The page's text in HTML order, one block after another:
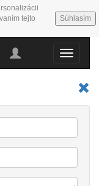
tejto
Súhlasím
Hlavné
menu